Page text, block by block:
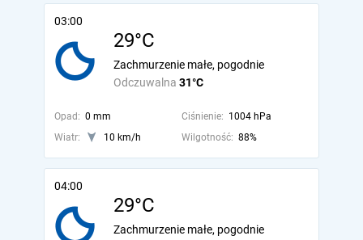
03:00
29°C
Odczuwalna 31°C
Zachmurzenie małe, pogodnie
Opad: 0 mm Ciśnienie: 1004 hPa
Wiatr:
10 km/h Wilgotność: 88%
04:00
29°C
Zachmurzenie małe, pogodnie